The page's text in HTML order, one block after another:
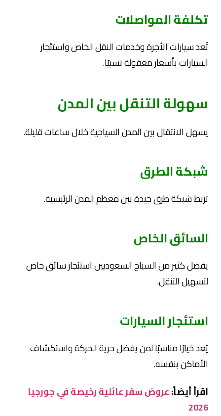
تكلفة المواصلات
تُعد سيارات الأجرة وخدمات النقل الخاص واستئجار
السيارات بأسعار معقولة نسبيًا.
سهولة التنقل بين المدن
يسهل الانتقال بين المدن السياحية خلال ساعات قليلة.
شبكة الطرق
تربط شبكة طرق جيدة بين معظم المدن الرئيسية.
السائق الخاص
يفضل كثير من السياح السعوديين استئجار سائق خاص
لتسهيل التنقل.
استئجار السيارات
يُعد خيارًا مناسبًا لمن يفضل حرية الحركة واستكشاف
الأماكن بنفسه.
اقرأ أيضاً:عروض سفر عائلية رخيصة في جورجيا
2026